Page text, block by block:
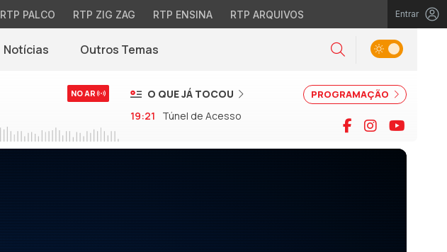
RTP PALCO RTP ZIG ZAG RTP ENSINA RTP ARQUIVOS Entrar
Notícias(abre em nova janela)
Outros Temas Pesquisar
Alternar tema
NO AR PROGRAMAÇÃO
O QUE JÁ TOCOU
19:21
Túnel de Acesso Facebook
Instagram